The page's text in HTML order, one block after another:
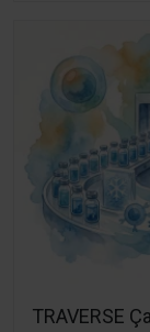
TRAVERSE